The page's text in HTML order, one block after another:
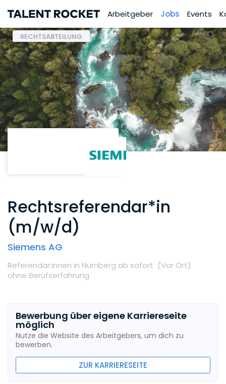
Arbeitgeber Jobs Events
RECHTSABTEILUNG
Rechtsreferendar*in
(m/w/d)
Siemens AG
Referendar:innen in Nürnberg ab sofort (Vor Ort)
ohne Berufserfahrung
Bewerbung über eigene Karriereseite
möglich
Nutze die Website des Arbeitgebers, um dich zu
bewerben.
ZUR KARRIERESEITE